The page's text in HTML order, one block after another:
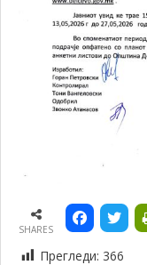
SHARES
Прегледи: 366